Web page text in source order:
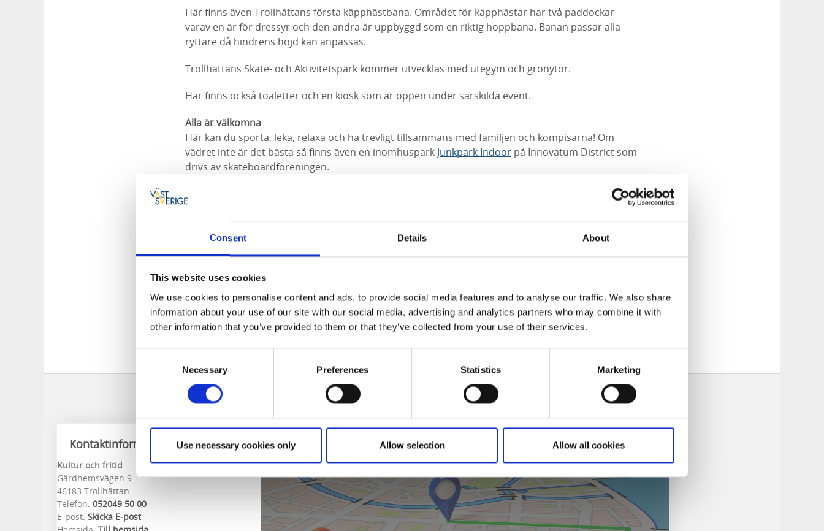
Consent Details About
This website uses cookies
We use cookies to personalise content and ads, to provide social media features and to analyse our traffic. We also share
information about your use of our site with our social media, advertising and analytics partners who may combine it with
other information that you’ve provided to them or that they’ve collected from your use of their services.
Necessary Preferences Statistics Marketing
Use necessary cookies only Allow selection Allow all cookies
Här finns även Trollhättans första käpphästbana. Området för käpphästar har två paddockar
varav en är för dressyr och den andra är uppbyggd som en riktig hoppbana. Banan passar alla
ryttare då hindrens höjd kan anpassas.
Trollhättans Skate- och Aktivitetspark kommer utvecklas med utegym och grönytor.
Här finns också toaletter och en kiosk som är öppen under särskilda event.
Alla är välkomna
Här kan du sporta, leka, relaxa och ha trevligt tillsammans med familjen och kompisarna! Om
vädret inte är det bästa så finns även en inomhuspark Junkpark Indoor på Innovatum District som
drivs av skateboardföreningen.
Kontaktinformation
Kultur och fritid
Gärdhemsvägen 9
46183 Trollhättan
Telefon: 052049 50 00
E-post: Skicka E-post